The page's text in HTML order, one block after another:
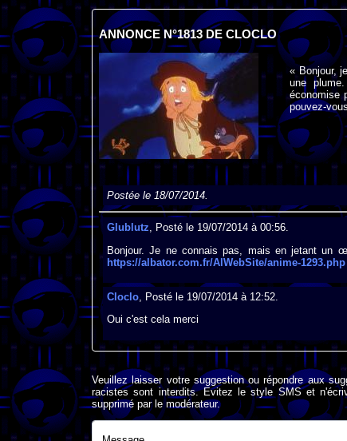
ANNONCE N°1813 DE CLOCLO
« Bonjour,
une
économise
pouvez-
Postée le 18/07/2014.
Glublutz, Posté le 19/07/2014 à 00:56.
Bonjour. Je ne connais pas, mais en jetant un
https://albator.com.fr/AlWebSite/anime-1293.php
Cloclo, Posté le 19/07/2014 à 12:52.
Oui c'est cela merci
Veuillez laisser votre suggestion ou répondre aux
racistes sont interdits. Evitez le style SMS et
supprimé par le modérateur.